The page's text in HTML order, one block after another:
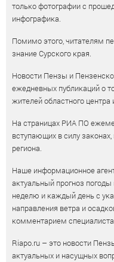
только фотографии с
инфографика.
Помимо этого, читателям
знание Сурского края.
Новости Пензы и
ежедневных публикаций о
жителей областного центра
На страницах РИА ПО
вступающих в силу
региона.
Наше информационное
актуальный прогноз
неделю и каждый день с
направления ветра и
комментарием
Riapo.ru – это новости
актуальных и насущных